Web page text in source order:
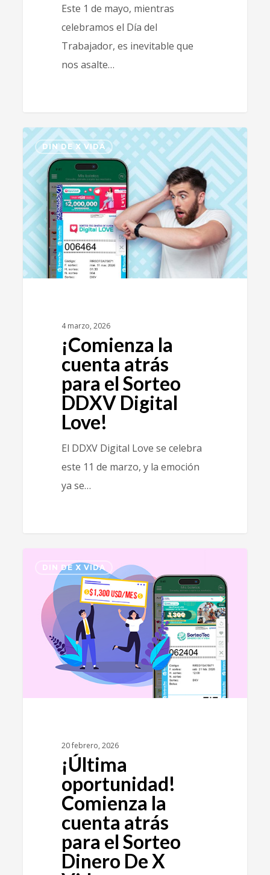
Este 1 de mayo, mientras
celebramos el Día del
Trabajador, es inevitable que
nos asalte…
DIN DE X VIDA
4 marzo, 2026
¡Comienza la
cuenta atrás
para el Sorteo
DDXV Digital
Love!
El DDXV Digital Love se celebra
este 11 de marzo, y la emoción
ya se…
0
DIN DE X VIDA
20 febrero, 2026
¡Última
oportunidad!
Comienza la
cuenta atrás
para el Sorteo
Dinero De X